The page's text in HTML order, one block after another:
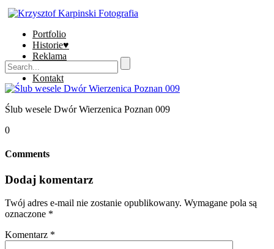
Portfolio
Historie♥
Reklama
Sklep
Kontakt
Ślub wesele Dwór Wierzenica Poznan 009
0
Comments
Dodaj komentarz
Twój adres e-mail nie zostanie opublikowany. Wymagane pola są
oznaczone *
Komentarz *